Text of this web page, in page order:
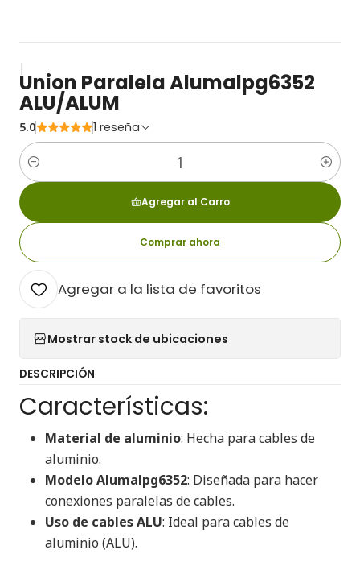
|
Union Paralela Alumalpg6352
ALU/ALUM
5.0 1 reseña
Cantidad
Agregar al Carro
Comprar ahora
Agregar a la lista de favoritos
Mostrar stock de ubicaciones
DESCRIPCIÓN
Características:
Material de aluminio: Hecha para cables de
aluminio.
Modelo Alumalpg6352: Diseñada para hacer
conexiones paralelas de cables.
Uso de cables ALU: Ideal para cables de
aluminio (ALU).